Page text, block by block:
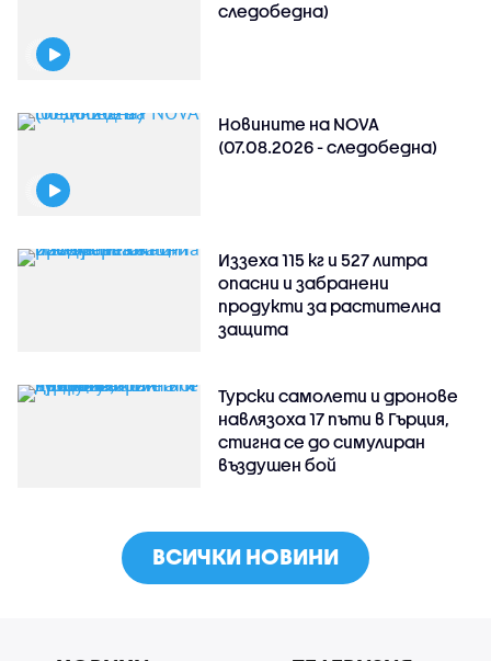
следобедна)
Новините на NOVA
(07.08.2026 - следобедна)
Иззеха 115 кг и 527 литра
опасни и забранени
продукти за растителна
защита
Турски самолети и дронове
навлязоха 17 пъти в Гърция,
стигна се до симулиран
въздушен бой
ВСИЧКИ НОВИНИ